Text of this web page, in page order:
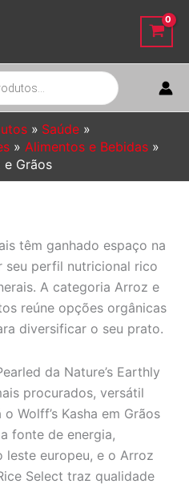
Saúde
Alimentos e Bebidas
e Grãos
têm ganhado espaço na
seu perfil nutricional rico
A categoria Arroz e
reúne opções orgânicas
diversificar o seu prato.
da Nature’s Earthly
procurados, versátil
Wolff’s Kasha em Grãos
fonte de energia,
leste europeu, e o Arroz
Select traz qualidade